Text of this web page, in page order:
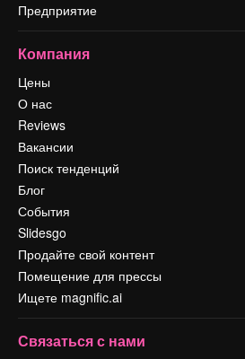
Предприятие
Компания
Цены
О нас
Reviews
Вакансии
Поиск тенденций
Блог
События
Slidesgo
Продайте свой контент
Помещение для прессы
Ищете magnific.ai
Связаться с нами